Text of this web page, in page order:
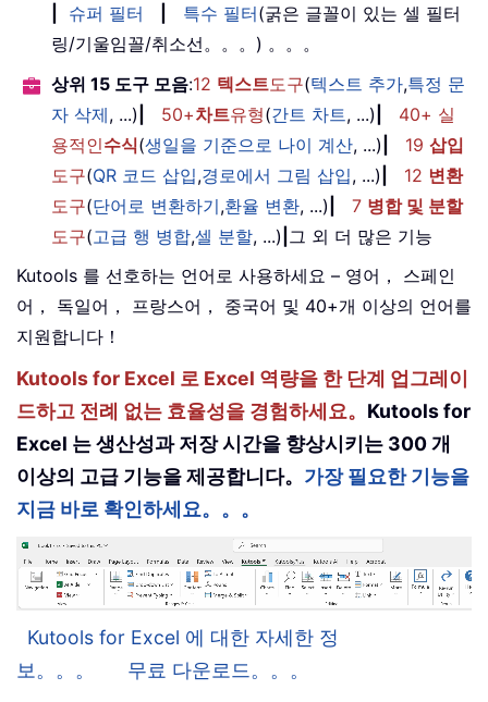
슈퍼 필터 특수 필터(굵은 글꼴이 있는 셀 필터
링/기울임꼴/취소선。。。) 。。。
상위 15 도구 모음:12 텍스트도구(텍스트 추가,특정 문
자 삭제, ...) 50+차트유형(간트 차트, ...)
40+ 실
용적인수식(생일을 기준으로 나이 계산, ...) 19 삽입
도구(QR 코드 삽입,경로에서 그림 삽입, ...) 12 변환
도구(단어로 변환하기,환율 변환, ...) 7 병합 및 분할
도구(고급 행 병합,셀 분할, ...) 그 외 더 많은 기능
Kutools 를 선호하는 언어로 사용하세요 – 영어， 스페인
어， 독일어， 프랑스어， 중국어 및 40+개 이상의 언어를
지원합니다！
Kutools for Excel 로 Excel 역량을 한 단계 업그레이
드하고 전례 없는 효율성을 경험하세요。 Kutools for
Excel 는 생산성과 저장 시간을 향상시키는 300 개
이상의 고급 기능을 제공합니다。 가장 필요한 기능을
지금 바로 확인하세요。。。
Kutools for Excel 에 대한 자세한 정
보。。。
무료 다운로드。。。